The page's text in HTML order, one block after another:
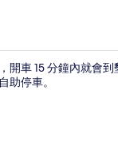
開車 15 分鐘內就會
助停車。